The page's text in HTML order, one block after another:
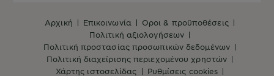
αρχική επικοινωνία
όροι & προϋποθέσεις
πολιτική αξιολογήσεων
πολιτική προστασίας προσωπικών δεδομένων
πολιτική διαχείρισης περιεχομένου χρηστών
χάρτης ιστοσελίδας
ρυθμίσεις cookies